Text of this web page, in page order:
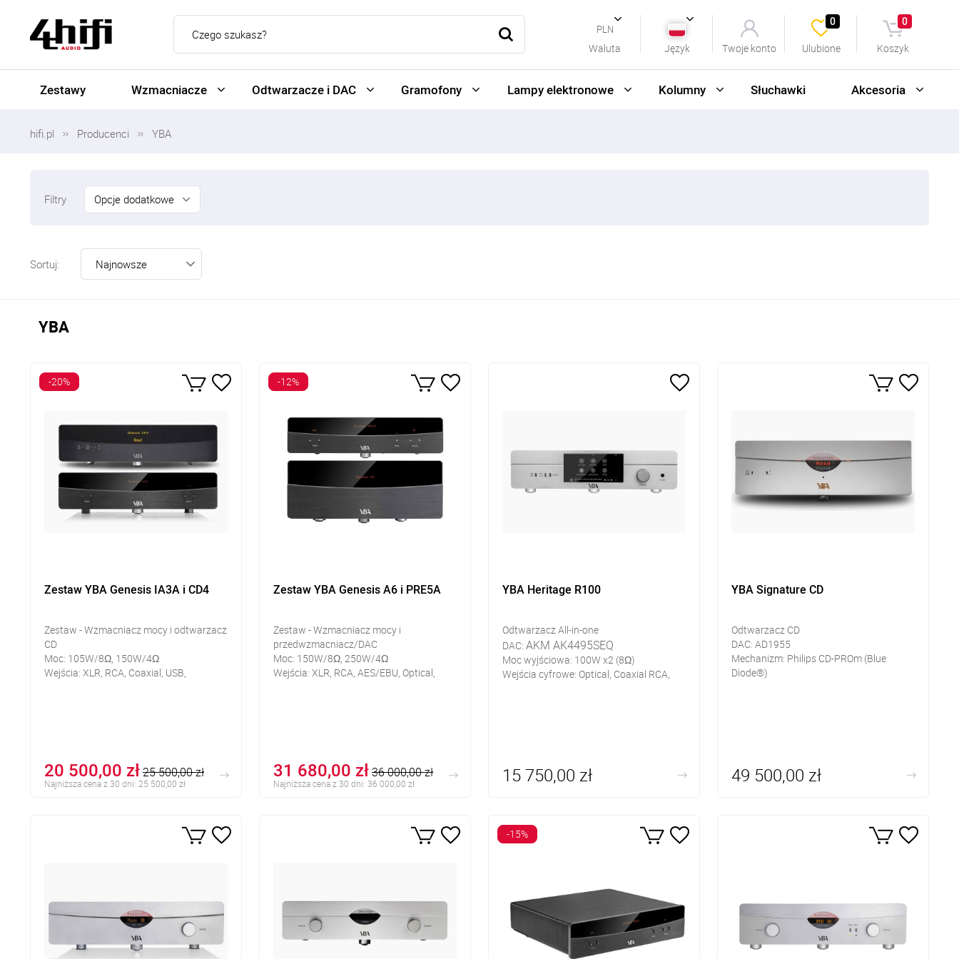
Waluta
PLN
Język Twoje konto Ulubione
0
Koszyk
0
Zestawy Wzmacniacze Odtwarzacze i DAC Gramofony Lampy elektronowe Kolumny Słuchawki Akcesoria
hifi.pl Producenci YBA
Filtry Opcje dodatkowe
Sortuj:
YBA
Zestaw YBA Genesis IA3A i CD4
Zestaw - Wzmacniacz mocy i odtwarzacz
CD
Moc: 105W/8Ω, 150W/4Ω
Wejścia: XLR, RCA, Coaxial, USB,
20 500,00 zł25 500,00 zł
Najniższa cena z 30 dni: 25 500,00 zł
-20%
Zestaw YBA Genesis A6 i PRE5A
Zestaw - Wzmacniacz mocy i
przedwzmacniacz/DAC
Moc: 150W/8Ω, 250W/4Ω
Wejścia: XLR, RCA, AES/EBU, Optical,
31 680,00 zł36 000,00 zł
Najniższa cena z 30 dni: 36 000,00 zł
-12%
YBA Heritage R100
Odtwarzacz All-in-one
DAC: AKM AK4495SEQ
Moc wyjściowa: 100W x2 (8Ω)
Wejścia cyfrowe: Optical, Coaxial RCA,
15 750,00 zł
YBA Signature CD
Odtwarzacz CD
DAC: AD1955
Mechanizm: Philips CD-PROm (Blue
Diode®)
49 500,00 zł
-15%